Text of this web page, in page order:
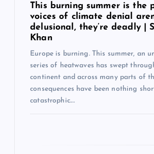
This burning summer is the
voices of climate denial
delusional, they’re deadly |
Khan
Europe is burning. This summer, an
series of heatwaves has swept
continent and across many parts of
consequences have been nothing
catastrophic.…